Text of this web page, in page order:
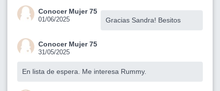
Conocer Mujer 75
01/06/2025 Gracias Sandra! Besitos
Conocer Mujer 75
31/05/2025
En lista de espera. Me interesa Rummy.